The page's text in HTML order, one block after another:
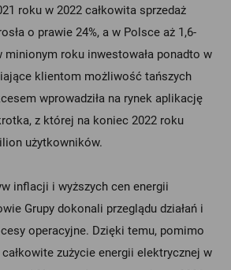
roku w 2022 całkowita sprzedaż
o prawie 24%, a w Polsce aż 1,6-
roku inwestowała ponadto w
klientom możliwość tańszych
wprowadziła na rynek aplikację
z której na koniec 2022 roku
użytkowników.
inflacji i wyższych cen energii
Grupy dokonali przeglądu działań i
operacyjne. Dzięki temu, pomimo
zużycie energii elektrycznej w